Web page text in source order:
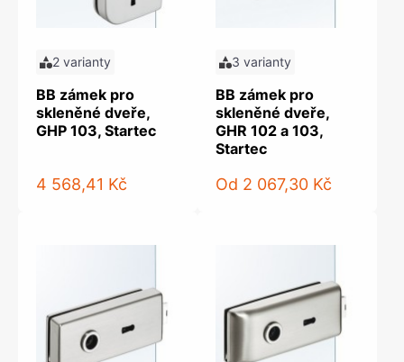
2 varianty
BB zámek pro
skleněné dveře,
GHP 103, Startec
4 568,41 Kč
3 varianty
BB zámek pro
skleněné dveře,
GHR 102 a 103,
Startec
Od 2 067,30 Kč